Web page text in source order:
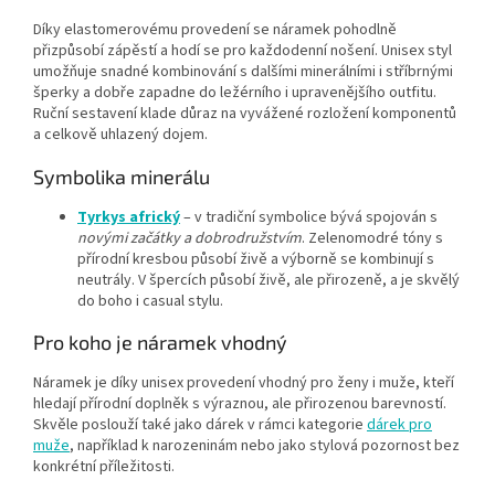
Díky elastomerovému provedení se náramek pohodlně
přizpůsobí zápěstí a hodí se pro každodenní nošení. Unisex styl
umožňuje snadné kombinování s dalšími minerálními i stříbrnými
šperky a dobře zapadne do ležérního i upravenějšího outfitu.
Ruční sestavení klade důraz na vyvážené rozložení komponentů
a celkově uhlazený dojem.
Symbolika minerálu
Tyrkys africký– v tradiční symbolice bývá spojován s
novými začátky a dobrodružstvím. Zelenomodré tóny s
přírodní kresbou působí živě a výborně se kombinují s
neutrály. V špercích působí živě, ale přirozeně, a je skvělý
do boho i casual stylu.
Pro koho je náramek vhodný
Náramek je díky unisex provedení vhodný pro ženy i muže, kteří
hledají přírodní doplněk s výraznou, ale přirozenou barevností.
Skvěle poslouží také jako dárek v rámci kategorie dárek pro
muže, například k narozeninám nebo jako stylová pozornost bez
konkrétní příležitosti.